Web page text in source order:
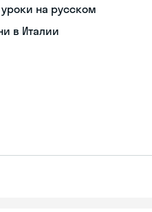
на русском
в Италии